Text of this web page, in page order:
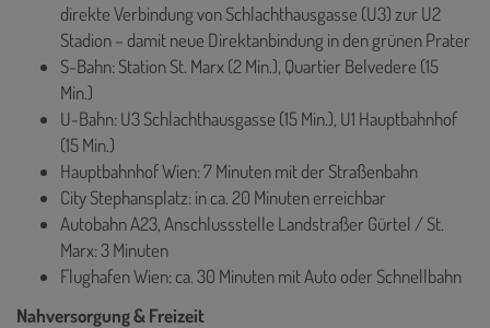
direkte Verbindung von Schlachthausgasse (U3) zur U2
Stadion – damit neue Direktanbindung in den grünen Prater
S-Bahn: Station St. Marx (2 Min.), Quartier Belvedere (15
Min.)
U-Bahn: U3 Schlachthausgasse (15 Min.), U1 Hauptbahnhof
(15 Min.)
Hauptbahnhof Wien: 7 Minuten mit der Straßenbahn
City Stephansplatz: in ca. 20 Minuten erreichbar
Autobahn A23, Anschlussstelle Landstraßer Gürtel / St.
Marx: 3 Minuten
Flughafen Wien: ca. 30 Minuten mit Auto oder Schnellbahn
Nahversorgung & Freizeit